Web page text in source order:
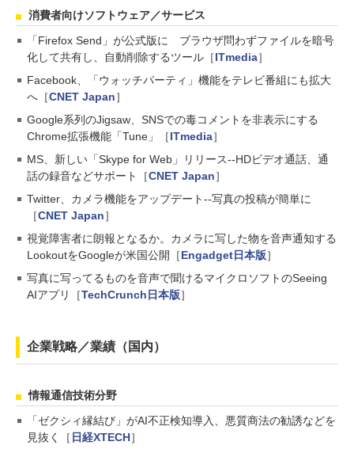
消費者向けソフトウェア／サービス
「Firefox Send」が公式版に ブラウザ問わずファイルを暗号
化して共有し、自動削除するツール［ITmedia］
Facebook、「ウォッチパーティ」機能をテレビ番組にも拡大
へ［CNET Japan］
Google系列のJigsaw、SNSでの毒コメントを非表示にする
Chrome拡張機能「Tune」［ITmedia］
MS、新しい「Skype for Web」リリース--HDビデオ通話、通
話の録音などサポート［CNET Japan］
Twitter、カメラ機能をアップデート--写真の投稿が簡単に
［CNET Japan］
視覚障害者に朗報となるか。カメラに写した物を音声通知する
LookoutをGoogleが米国公開［Engadget日本版］
写真に写ってるものを音声で聞けるマイクロソフトのSeeing
AIアプリ［TechCrunch日本版］
企業戦略／業績（国内）
情報通信技術分野
「ゼクシィ縁結び」がAI不正検知導入、悪質商法の勧誘などを
見抜く［ 日経XTECH］